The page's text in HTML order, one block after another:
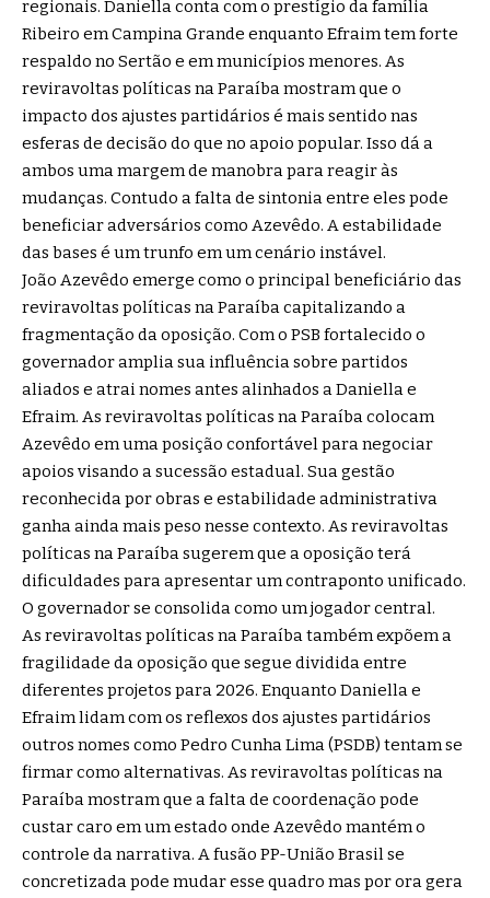
regionais. Daniella conta com o prestígio da família
Ribeiro em Campina Grande enquanto Efraim tem forte
respaldo no Sertão e em municípios menores. As
reviravoltas políticas na Paraíba mostram que o
impacto dos ajustes partidários é mais sentido nas
esferas de decisão do que no apoio popular. Isso dá a
ambos uma margem de manobra para reagir às
mudanças. Contudo a falta de sintonia entre eles pode
beneficiar adversários como Azevêdo. A estabilidade
das bases é um trunfo em um cenário instável.
João Azevêdo emerge como o principal beneficiário das
reviravoltas políticas na Paraíba capitalizando a
fragmentação da oposição. Com o PSB fortalecido o
governador amplia sua influência sobre partidos
aliados e atrai nomes antes alinhados a Daniella e
Efraim. As reviravoltas políticas na Paraíba colocam
Azevêdo em uma posição confortável para negociar
apoios visando a sucessão estadual. Sua gestão
reconhecida por obras e estabilidade administrativa
ganha ainda mais peso nesse contexto. As reviravoltas
políticas na Paraíba sugerem que a oposição terá
dificuldades para apresentar um contraponto unificado.
O governador se consolida como um jogador central.
As reviravoltas políticas na Paraíba também expõem a
fragilidade da oposição que segue dividida entre
diferentes projetos para 2026. Enquanto Daniella e
Efraim lidam com os reflexos dos ajustes partidários
outros nomes como Pedro Cunha Lima (PSDB) tentam se
firmar como alternativas. As reviravoltas políticas na
Paraíba mostram que a falta de coordenação pode
custar caro em um estado onde Azevêdo mantém o
controle da narrativa. A fusão PP-União Brasil se
concretizada pode mudar esse quadro mas por ora gera